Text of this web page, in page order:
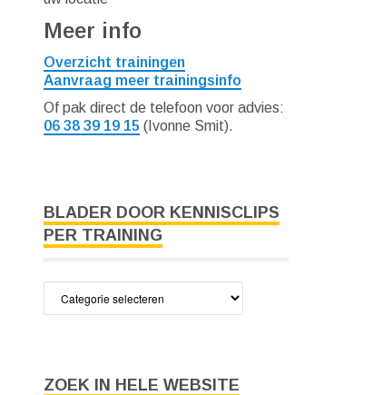
Meer info
Overzicht trainingen
Aanvraag meer trainingsinfo
Of pak direct de telefoon voor advies:
06 38 39 19 15 (Ivonne Smit).
BLADER DOOR KENNISCLIPS
PER TRAINING
door
ZOEK IN HELE WEBSITE